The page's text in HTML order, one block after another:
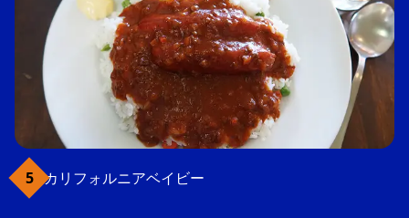
カリフォルニアベイビー